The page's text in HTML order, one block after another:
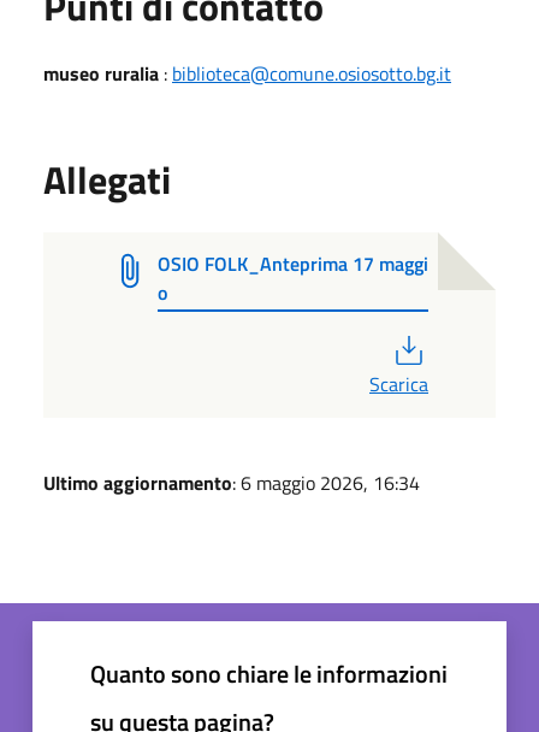
museo ruralia : biblioteca@comune.osiosotto.bg.it
Allegati
OSIO FOLK_Anteprima 17 maggi
o
Scarica
Ultimo aggiornamento: 6 maggio 2026, 16:34
Quanto sono chiare le informazioni
su questa pagina?